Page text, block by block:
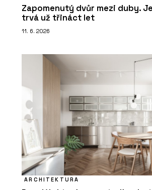
Zapomenutý dvůr mezi duby.
trvá už třináct let
11. 6. 2026
ARCHITEKTURA